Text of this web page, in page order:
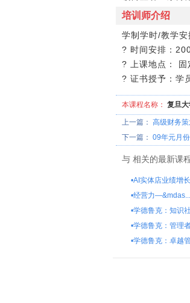
培训师介绍
学制学时/教学安
? 时间安排：
? 上课地点： 固
? 证书授予：学
本课程名称： 复旦
上一篇： 高级财务
下一篇： 09年元月
与 相关的最新课
•AI实体店业绩增
•经营力
•学德鲁克：知识
•学德鲁克：管理
•学德鲁克：卓越